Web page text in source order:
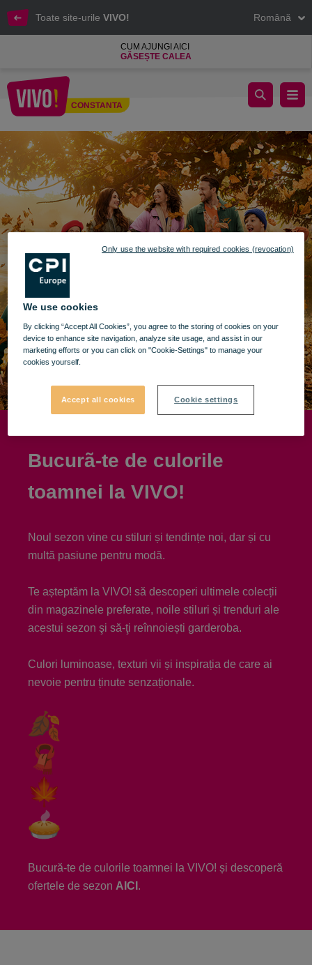
Toate site-urile VIVO! Română
CUM AJUNGI AICI
GĂSEȘTE CALEA
Constanta
CONSTANTA
Bucurã-te de culorile toamnei la VIVO!
Bucurã-te de culorile
toamnei la VIVO!
Noul sezon vine cu stiluri și tendințe noi, dar și cu
multă pasiune pentru modă.
Te așteptăm la VIVO! să descoperi ultimele colecții
din magazinele preferate, noile stiluri și trenduri ale
acestui sezon şi să-ţi reînnoiești garderoba.
Culori luminoase, texturi vii și inspirația de care ai
nevoie pentru ținute senzaționale.
Bucură-te de culorile toamnei la VIVO! și descoperă
ofertele de sezon AICI .
We use cookies
By clicking “Accept All Cookies”, you agree to the storing of cookies on your
device to enhance site navigation, analyze site usage, and assist in our
marketing efforts or you can click on "Cookie-Settings" to manage your
cookies yourself.
Accept all cookies Cookie settings
Only use the website with required cookies (revocation)